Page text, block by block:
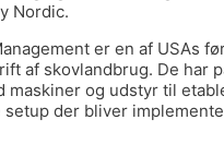
Nordic.
er en af USAs
af skovlandbrug. De har
maskiner og udstyr til
der bliver